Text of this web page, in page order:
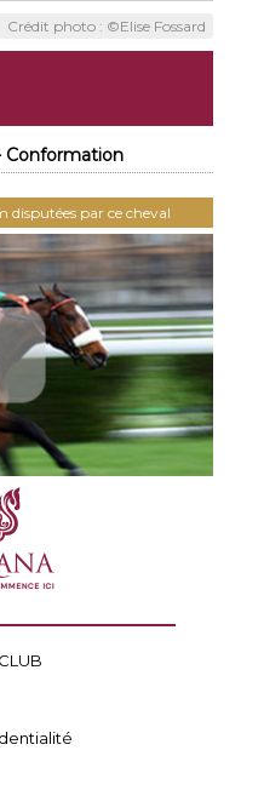
Crédit photo : ©Elise Fossard
Conformation
disputées par ce cheval